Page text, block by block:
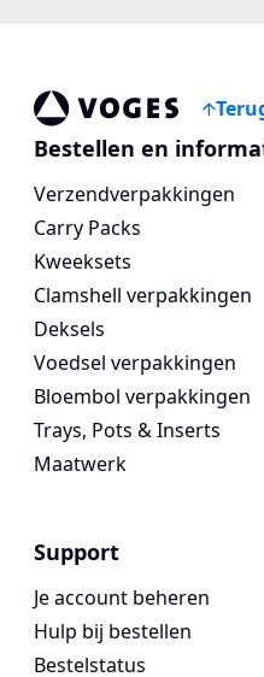
Voges Online Store
Bestellen en
Verzendverpakkingen
Carry Packs
Kweeksets
Clamshell verpakkingen
Deksels
Voedsel verpakkingen
Bloembol verpakkingen
Trays, Pots & Inserts
Maatwerk
Support
Je account beheren
Hulp bij bestellen
Bestelstatus